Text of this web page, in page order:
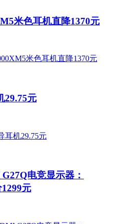
米色耳机直降1370元
29.75元
电竞显示器：
元